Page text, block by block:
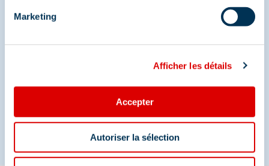
Marketing
Afficher les détails
Accepter
Autoriser la sélection